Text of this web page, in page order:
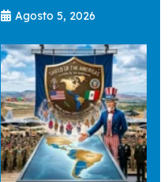
Agosto 5, 2026